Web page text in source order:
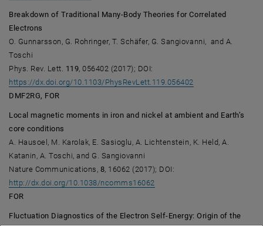
Breakdown of Traditional Many-Body Theories for Correlated
Electrons
O. Gunnarsson, G. Rohringer, T. Schäfer, G. Sangiovanni, and A.
Toschi
Phys. Rev. Lett. 119, 056402 (2017); DOI:
https://dx.doi.org/10.1103/PhysRevLett.119.056402
DMF2RG, FOR
Local magnetic moments in iron and nickel at ambient and Earth’s
core conditions
A. Hausoel, M. Karolak, E. Sasioglu, A. Lichtenstein, K. Held, A.
Katanin, A. Toschi, and G. Sangiovanni
Nature Communications, 8, 16062 (2017); DOI:
http://dx.doi.org/10.1038/ncomms16062
FOR
Fluctuation Diagnostics of the Electron Self-Energy: Origin of the